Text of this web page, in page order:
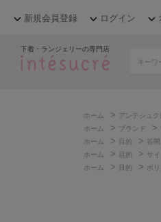
新規会員登録 ログイン
下着・ランジェリーの専門店
ホーム > アンテシュ
ホーム
> ブランド >
ホーム
> 目的 > 谷
ホーム
> 目的 > サ
ホーム
> 目的 > ボ